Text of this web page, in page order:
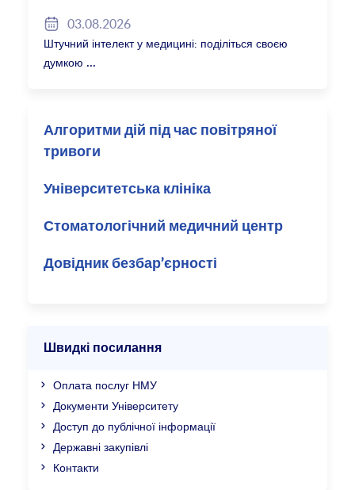
03.08.2026
Штучний інтелект у медицині: поділіться своєю
думкою
Алгоритми дій під час повітряної
тривоги
Університетська клініка
Стоматологічний медичний центр
Довідник безбар’єрності
Швидкі посилання
Оплата послуг НМУ
Документи Університету
Доступ до публічної інформації
Державні закупівлі
Контакти